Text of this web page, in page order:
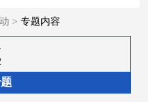
> 专题内容